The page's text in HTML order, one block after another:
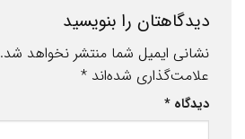
دیدگاهتان را بنویسید
نشانی ایمیل شما منتشر نخواهد شد.
علامت‌گذاری شده‌اند *
دیدگاه *